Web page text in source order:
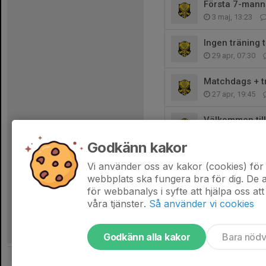
Första 7-
3 maj, 13:23
Ingen träning
29 apr, 07:30
Matchdags +
27 apr, 19:45
Välkommen
Ingen
1 apr, 19:18
Godkänn kakor
Vi använder oss av kakor (cookies)
webbplats ska fungera bra för dig. De
för webbanalys i syfte att hjälpa oss
våra tjänster. Så använder vi cookies
Godkänn alla kakor Bara